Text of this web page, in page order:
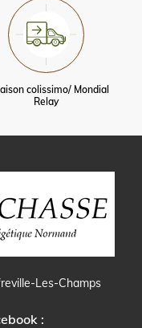
colissimo/ Mondial
Relay
Les-Champs
: